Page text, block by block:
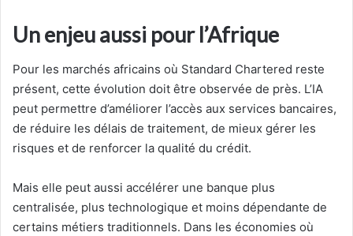
Un enjeu aussi pour l’Afrique
Pour les marchés africains où Standard Chartered reste
présent, cette évolution doit être observée de près. L’IA
peut permettre d’améliorer l’accès aux services bancaires,
de réduire les délais de traitement, de mieux gérer les
risques et de renforcer la qualité du crédit.
Mais elle peut aussi accélérer une banque plus
centralisée, plus technologique et moins dépendante de
certains métiers traditionnels. Dans les économies où